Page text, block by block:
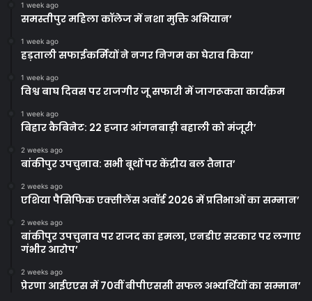
1 week ago
समस्तीपुर महिला कॉलेज में नशा मुक्ति अभियान’
1 week ago
हड़ताली सफाईकर्मियों ने नगर निगम का घेराव किया’
1 week ago
विश्व बाघ दिवस पर राजगीर जू सफारी में जागरूकता कार्यक्रम
1 week ago
बिहार कैबिनेट: 22 हजार आंगनबाड़ी बहाली को मंजूरी’
2 weeks ago
बांकीपुर उपचुनाव: सभी बूथों पर केंद्रीय बल तैनात’
2 weeks ago
एशिया पैसिफिक एक्सीलेंस अवॉर्ड 2026 में प्रतिभाओं का सम्मान’
2 weeks ago
बांकीपुर उपचुनाव पर राजद का हमला, एनडीए सरकार पर लगाए
गंभीर आरोप’
2 weeks ago
प्रेरणा आईएएस में 70वीं बीपीएससी सफल अभ्यर्थियों का सम्मान’